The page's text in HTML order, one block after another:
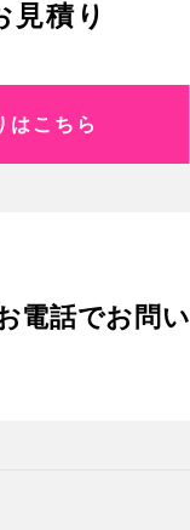
見積り
こちら
電話でお問